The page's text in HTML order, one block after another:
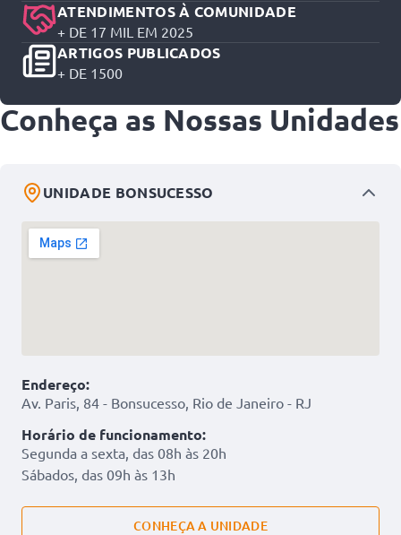
ATENDIMENTOS À COMUNIDADE
+ DE 17 MIL EM 2025
ARTIGOS PUBLICADOS
+ DE 1500
Conheça as Nossas Unidades
UNIDADE BONSUCESSO
Endereço:
Av. Paris, 84 - Bonsucesso, Rio de Janeiro - RJ
Horário de funcionamento:
Segunda a sexta, das 08h às 20h
Sábados, das 09h às 13h
CONHEÇA A UNIDADE